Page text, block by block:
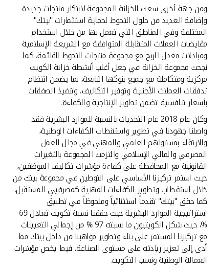
ومن جهة أخرى سعت الخزانة للمجموعة لابتكار منتجات جديدة
وإضافة العديد من حلول التحوط لحماية استثمارات "بيتك"
المختلفة وفي المناطق التي تعمل بها من خلال استخدام
مقايضات العملات المتقابلة المتوافقة مع الشريعة الإسلامية
ومبادلات معدل الربح مع مجموعة منتجات التحوط القائمة، كما
نجحت مجموعة الخزانة في جعل أغلب أنشطة خزانة الكويت
مركزية ومتكاملة مع جميع بنوكها التابعة، بما يضمن انتظام
تدفقات العملات الأجنبية وتوفير التكاليف، وتنفيذ الصفقات
بأسعار تنافسية تضمن تطوير الإنتاجية والكفاءة.
وكان عام 2018 عام التحديات بالنسبة للموارد البشرية فقد
واصلنا جهودنا في تطوير واستقطاب الكفاءات الوطنية،
والارتقاء بمستواهم العلمي والمهني في مجال العمل
المصرفي والمالي الإسلامي والتزمت المجموعة بالتغيرات
القانونية مع المحافظة على كفاءة مؤشرات تكاليف الموظفين،
حيث استمر تركيزنا الأساسي على التوطين في مجموعة بيتك من
خلال استقطاب وتطوير الكفاءات المهنية كمصرفيي المستقبل.
كما حقق "بيتك" تقدماً استثنائياً وملحوظاً في تطبيق
استراتيجية الموارد البشرية حيث حققنا نسبة تكويت تعادل 69
%، حيث شكل الكويتيون ما نسبته 97 % من إجمالي التعيينات
مع تركيزنا المستمر على بناء وتطوير مواهبنا من داخل بيتك مما
أدى إلى تعزيز ريادته على مستوى الصناعة، فيما يخص مؤشرات
العمالة الوطنية ونسب التكويت.